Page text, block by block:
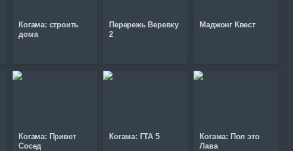
Когама: строить
дома
Перережь Веревку
2
Маджонг Квест
Когама: Привет
Сосед
Когама: ГТА 5
Когама: Пол это
Лава